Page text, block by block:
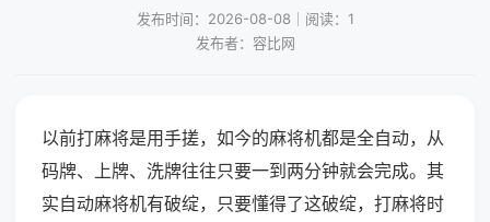
发布时间：2026-08-08｜阅读：1
发布者：容比网
以前打麻将是用手搓，如今的麻将机都是全自动，从
码牌、上牌、洗牌往往只要一到两分钟就会完成。其
实自动麻将机有破绽，只要懂得了这破绽，打麻将时